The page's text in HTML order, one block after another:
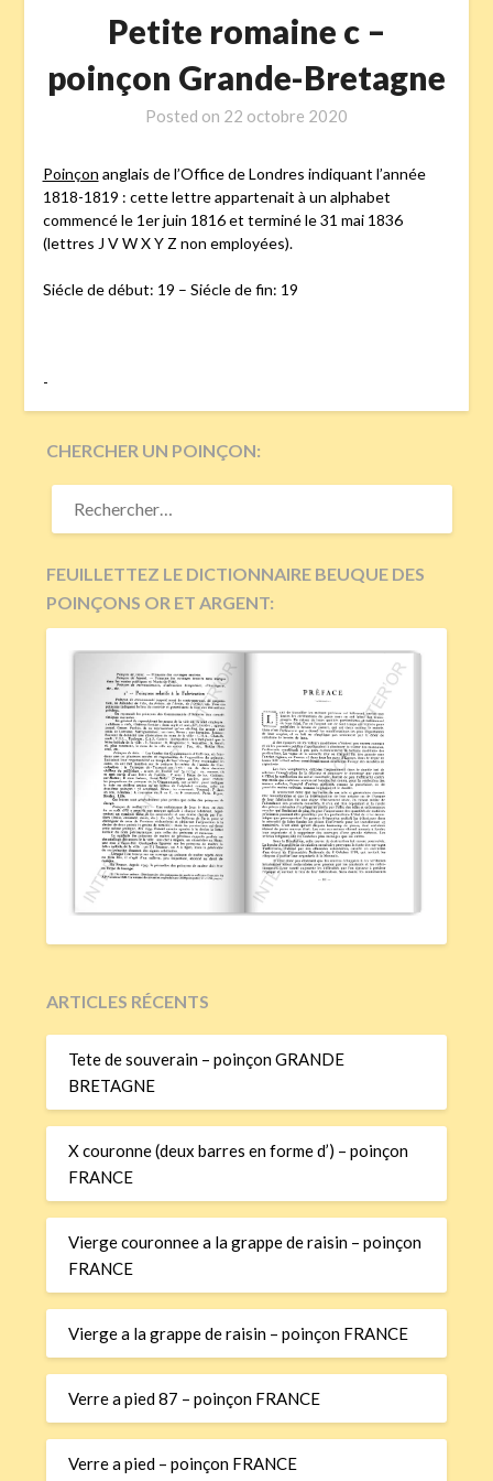
Petite romaine c –
poinçon Grande-Bretagne
Posted on 22 octobre 2020
Poinçon anglais de l’Office de Londres indiquant l’année
1818-1819 : cette lettre appartenait à un alphabet
commencé le 1er juin 1816 et terminé le 31 mai 1836
(lettres J V W X Y Z non employées).
Siécle de début: 19 – Siécle de fin: 19
-
CHERCHER UN POINÇON:
RECHERCHER :
FEUILLETTEZ LE DICTIONNAIRE BEUQUE DES
POINÇONS OR ET ARGENT:
ARTICLES RÉCENTS
Tete de souverain – poinçon GRANDE
BRETAGNE
X couronne (deux barres en forme d’) – poinçon
FRANCE
Vierge couronnee a la grappe de raisin – poinçon
FRANCE
Vierge a la grappe de raisin – poinçon FRANCE
Verre a pied 87 – poinçon FRANCE
Verre a pied – poinçon FRANCE